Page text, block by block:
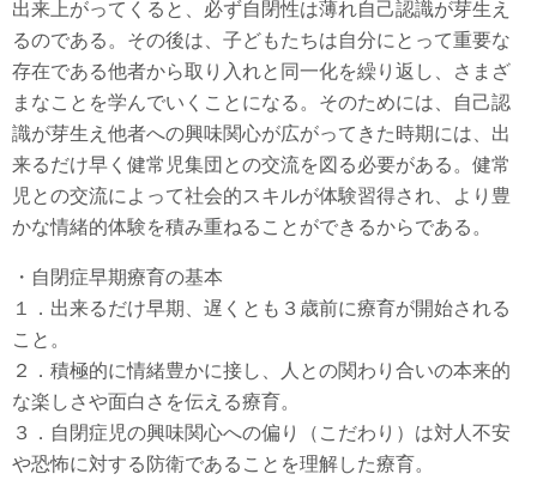
出来上がってくると、必ず自閉性は薄れ自己認識が芽生え
るのである。その後は、子どもたちは自分にとって重要な
存在である他者から取り入れと同一化を繰り返し、さまざ
まなことを学んでいくことになる。そのためには、自己認
識が芽生え他者への興味関心が広がってきた時期には、出
来るだけ早く健常児集団との交流を図る必要がある。健常
児との交流によって社会的スキルが体験習得され、より豊
かな情緒的体験を積み重ねることができるからである。
・自閉症早期療育の基本
１．出来るだけ早期、遅くとも３歳前に療育が開始される
こと。
２．積極的に情緒豊かに接し、人との関わり合いの本来的
な楽しさや面白さを伝える療育。
３．自閉症児の興味関心への偏り（こだわり）は対人不安
や恐怖に対する防衛であることを理解した療育。